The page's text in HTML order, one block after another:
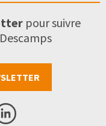
pour suivre